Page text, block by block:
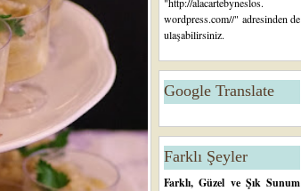
wordpress.com//" adresinden de
ulaşabilirsiniz.
Google Translate
Farklı Şeyler
Farklı, Güzel ve Şık Sunum